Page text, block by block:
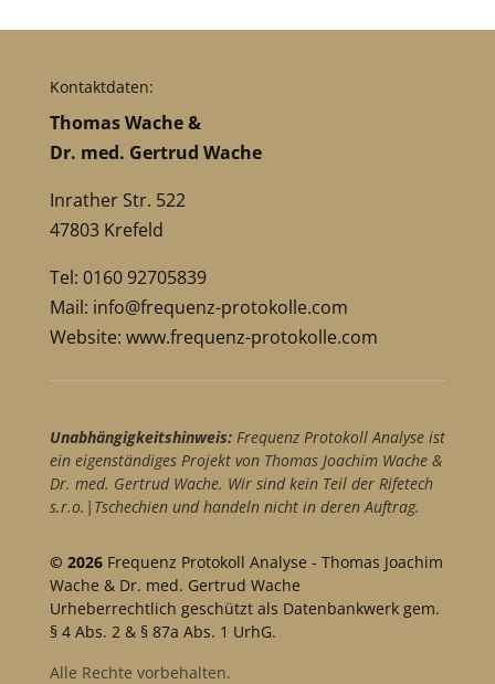
Kontaktdaten:
Thomas Wache &
Dr. med. Gertrud Wache
Inrather Str. 522
47803 Krefeld
Tel: 0160 92705839
Mail: info@frequenz-protokolle.com
Website: www.frequenz-protokolle.com
Unabhängigkeitshinweis:Frequenz Protokoll Analyse ist
ein eigenständiges Projekt von Thomas Joachim Wache &
Dr. med. Gertrud Wache. Wir sind kein Teil der Rifetech
s.r.o.|Tschechien und handeln nicht in deren Auftrag.
© 2026 Frequenz Protokoll Analyse - Thomas Joachim
Wache & Dr. med. Gertrud Wache
Urheberrechtlich geschützt als Datenbankwerk gem.
§ 4 Abs. 2 & § 87a Abs. 1 UrhG.
Alle Rechte vorbehalten.